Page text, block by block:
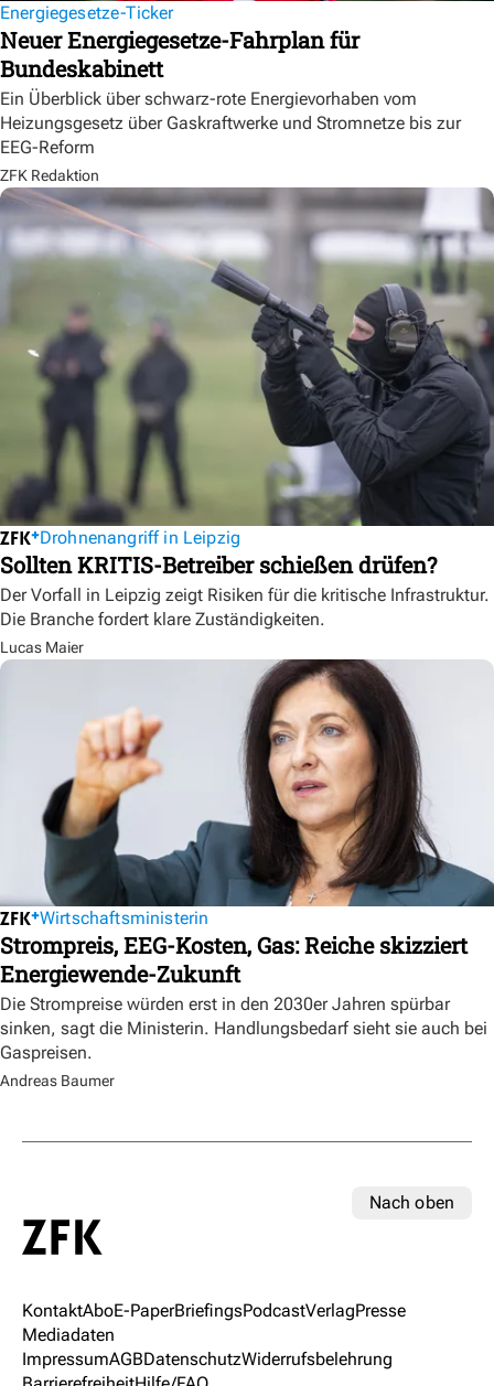
Energiegesetze-Ticker
Neuer Energiegesetze-Fahrplan für
Bundeskabinett
Ein Überblick über schwarz-rote Energievorhaben vom
Heizungsgesetz über Gaskraftwerke und Stromnetze bis zur
EEG-Reform
ZFK Redaktion
Drohnenangriff in Leipzig
Sollten KRITIS-Betreiber schießen drüfen?
Der Vorfall in Leipzig zeigt Risiken für die kritische Infrastruktur.
Die Branche fordert klare Zuständigkeiten.
Lucas Maier
Wirtschaftsministerin
Strompreis, EEG-Kosten, Gas: Reiche skizziert
Energiewende-Zukunft
Die Strompreise würden erst in den 2030er Jahren spürbar
sinken, sagt die Ministerin. Handlungsbedarf sieht sie auch bei
Gaspreisen.
Andreas Baumer
Nach oben
KontaktAboE-PaperBriefingsPodcastVerlagPresse
Mediadaten
ImpressumAGBDatenschutzWiderrufsbelehrung